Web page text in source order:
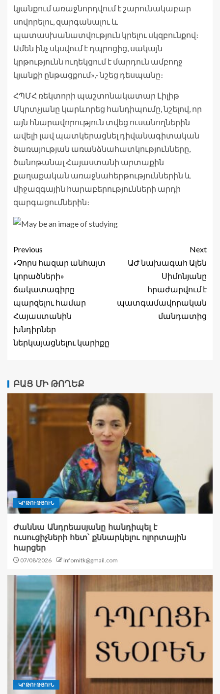
կյանքում առաջնորդվում է շարունակաբար
սովորելու, զարգանալու և
պատասխանատվություն կրելու սկզբունքով։
Ամեն ինչ սկսվում է դպրոցից, սակայն
կրթությունն ուղեկցում է մարդուն ամբողջ
կյանքի ընթացքում»,- նշեց դեսպանը։
ՀՊՄՀ ռեկտորի պաշտոնակատար Լիլիթ
Մկրտչյանը կարևորեց հանդիպումը, նշելով, որ
այն հնարավորություն տվեց ուսանողներին
ավելի լավ պատկերացնել դիվանագիտական
ծառայության առանձնահատկությունները,
ծանոթանալ Հայաստանի արտաքին
քաղաքական առաջնահերթություններին և
միջազգային հարաբերությունների արդի
զարգացումներին։
Previous
«Չորս հազար անհայտ
կորածների»
ճակատագիրը
պարզելու համար
Հայաստանին
խնդիրներ
ներկայացնելու կարիքը
Next
ԱԺ նախագահ Ալեն
Սիմոնյանը
հրաժարվում է
պատգամավորական
մանդատից
ԲԱՑ ՄԻ ԹՈՂԵՔ
ԿՐԹՈՒԹՅՈՒՆ
Ժաննա Անդրեասյանը հանդիպել է
ուսուցիչների հետ՝ քննարկելու ոլորտային
հարցեր
07/08/2026 infomitk@gmail.com
ԿՐԹՈՒԹՅՈՒՆ